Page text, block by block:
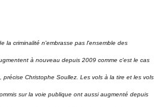
la criminalité n'embrasse pas l'ensemble des
à nouveau depuis 2009 comme c'est le cas
Christophe Soullez. Les vols à la tire et les vols
sur la voie publique ont aussi augmenté depuis